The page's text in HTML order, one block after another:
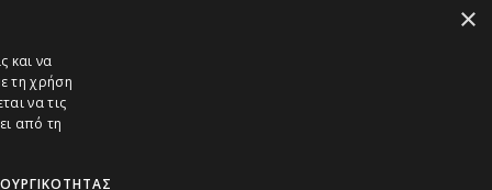
×
και να
τη χρήση
να τις
από τη